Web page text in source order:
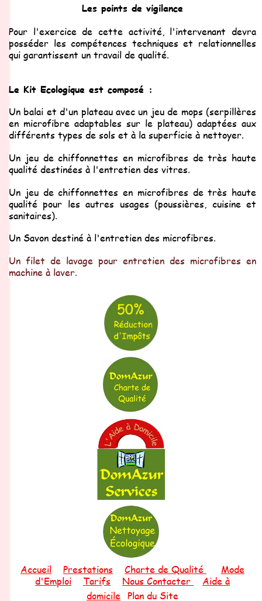
Les points de vigilance
Pour l'exercice de cette activité, l'intervenant devra
posséder les compétences techniques et relationnelles
qui garantissent un travail de qualité.
Le Kit Ecologique est composé :
Un balai et d'un plateau avec un jeu de mops (serpillères
en microfibre adaptables sur le plateau) adaptées aux
différents types de sols et à la superficie à nettoyer.
Un jeu de chiffonnettes en microfibres de très haute
qualité destinées à l'entretien des vitres.
Un jeu de chiffonnettes en microfibres de très haute
qualité pour les autres usages (poussières, cuisine et
sanitaires).
Un Savon destiné à l'entretien des microfibres.
Un filet de lavage pour entretien des microfibres en
machine à laver.
Accueil Prestations Charte de Qualité
Mode
d'Emploi
Tarifs Nous Contacter
Aide à
domicile Plan du Site